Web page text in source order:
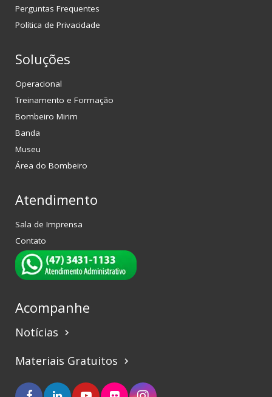
Perguntas Frequentes
Política de Privacidade
Soluções
Operacional
Treinamento e Formação
Bombeiro Mirim
Banda
Museu
Área do Bombeiro
Atendimento
Sala de Imprensa
Contato
Acompanhe
Notícias keyboard_arrow_right
Materiais Gratuitos keyboard_arrow_right